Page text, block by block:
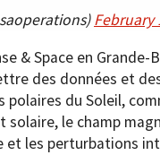
February
& Space en
des données et
polaires du Soleil,
solaire, le champ
et les perturbations